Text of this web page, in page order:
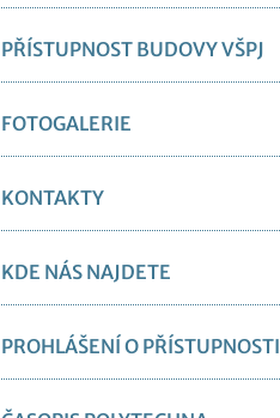
PŘÍSTUPNOST BUDOVY VŠPJ
FOTOGALERIE
KONTAKTY
KDE NÁS NAJDETE
PROHLÁŠENÍ O PŘÍSTUPNOSTI